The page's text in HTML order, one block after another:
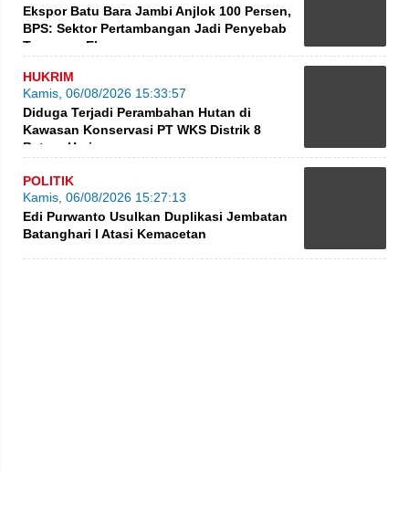
Ekspor Batu Bara Jambi Anjlok 100 Persen,
BPS: Sektor Pertambangan Jadi Penyebab
Turunnya Ekspor
HUKRIM
Kamis, 06/08/2026 15:33:57
Diduga Terjadi Perambahan Hutan di
Kawasan Konservasi PT WKS Distrik 8
BatangHari
POLITIK
Kamis, 06/08/2026 15:27:13
Edi Purwanto Usulkan Duplikasi Jembatan
Batanghari I Atasi Kemacetan